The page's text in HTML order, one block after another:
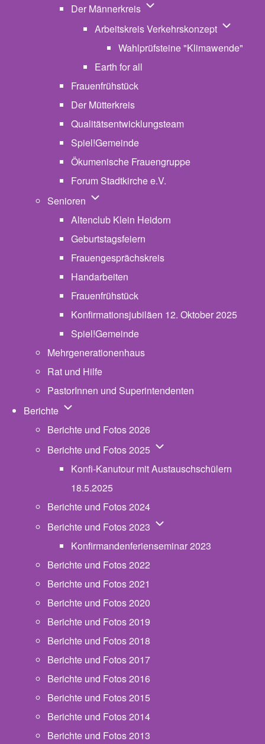
Der Männerkreis Unternavigation von Der
Arbeitskreis Verkehrskonzept
Wahlprüfsteine "Klimawende"
Earth for all
Frauenfrühstück
Der Mütterkreis
Qualitätsentwicklungsteam
Spiel!Gemeinde
Ökumenische Frauengruppe
Forum Stadtkirche e.V.
Senioren Unternavigation von Senioren
Altenclub Klein Heidorn
Geburtstagsfeiern
Frauengesprächskreis
Handarbeiten
Frauenfrühstück
Konfirmationsjubiläen 12. Oktober 2025
Spiel!Gemeinde
Mehrgenerationenhaus
Rat und Hilfe
PastorInnen und Superintendenten
Berichte Unternavigation von Berichte
Berichte und Fotos 2026
Berichte und Fotos 2025 Unternavigation von
Konfi-Kanutour mit Austauschschülern
18.5.2025
Berichte und Fotos 2024
Berichte und Fotos 2023 Unternavigation von
Konfirmandenferienseminar 2023
Berichte und Fotos 2022
Berichte und Fotos 2021
Berichte und Fotos 2020
Berichte und Fotos 2019
Berichte und Fotos 2018
Berichte und Fotos 2017
Berichte und Fotos 2016
Berichte und Fotos 2015
Berichte und Fotos 2014
Berichte und Fotos 2013